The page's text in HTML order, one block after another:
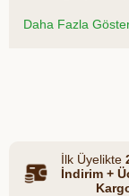
zenginleştirilmiş
nemlendirir.
Şampuanı, banyo
Daha Fazla
İlk Üyelikte
İndirim +